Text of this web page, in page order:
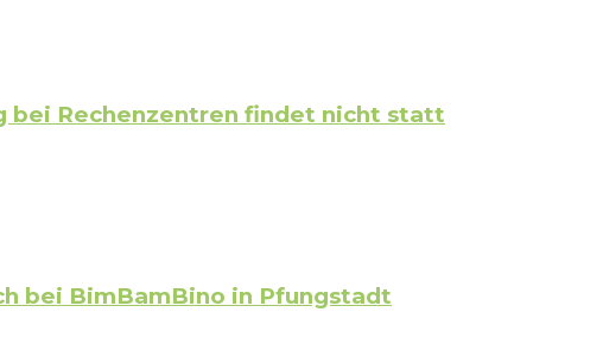
bei Rechenzentren findet nicht statt
bei BimBamBino in Pfungstadt